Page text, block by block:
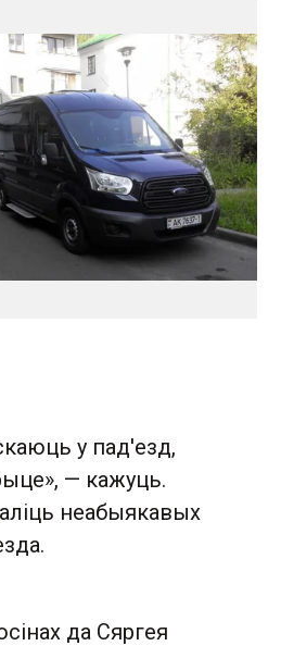
у пад'езд,
— кажуць.
неабыякавых
да Сяргея